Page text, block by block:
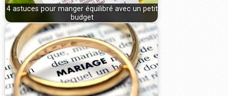
4 astuces pour manger équilibré avec un petit
budget